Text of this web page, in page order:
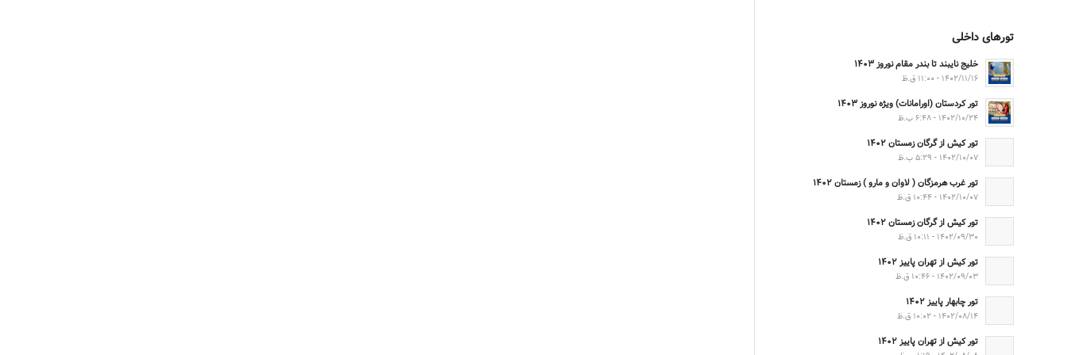
تورهای داخلی
خلیج نایبند تا بندر مقام نوروز ۱۴۰۳
۱۴۰۲/۱۱/۱۶ - ۱۱:۰۰ ق.ظ
تور کردستان (اورامانات) ویژه نوروز ۱۴۰۳
۱۴۰۲/۱۰/۲۴ - ۶:۴۸ ب.ظ
تور کیش از گرگان زمستان ۱۴۰۲
۱۴۰۲/۱۰/۰۷ - ۵:۲۹ ب.ظ
تور غرب هرمزگان ( لاوان و مارو ) زمستان ۱۴۰۲
۱۴۰۲/۱۰/۰۷ - ۱۰:۴۴ ق.ظ
تور کیش از گرگان زمستان ۱۴۰۲
۱۴۰۲/۰۹/۳۰ - ۱۰:۱۱ ق.ظ
تور کیش از تهران پاییز ۱۴۰۲
۱۴۰۲/۰۹/۰۳ - ۱۰:۴۶ ق.ظ
تور چابهار پاییز ۱۴۰۲
۱۴۰۲/۰۸/۱۴ - ۱۰:۰۲ ق.ظ
تور کیش از تهران پاییز ۱۴۰۲